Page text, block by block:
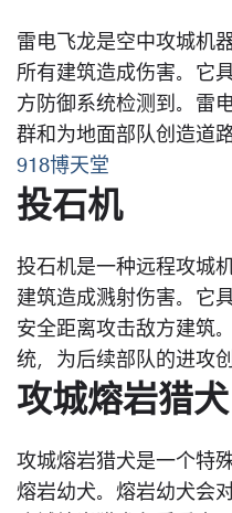
雷电飞龙是空中攻城机
所有建筑造成伤害。它
方防御系统检测到。雷
群和为地面部队创造道路
918博天堂
投石机
投石机是一种远程攻城
建筑造成溅射伤害。它
安全距离攻击敌方建筑
统，为后续部队的进攻
攻城熔岩猎犬
攻城熔岩猎犬是一个特
熔岩幼犬。熔岩幼犬会